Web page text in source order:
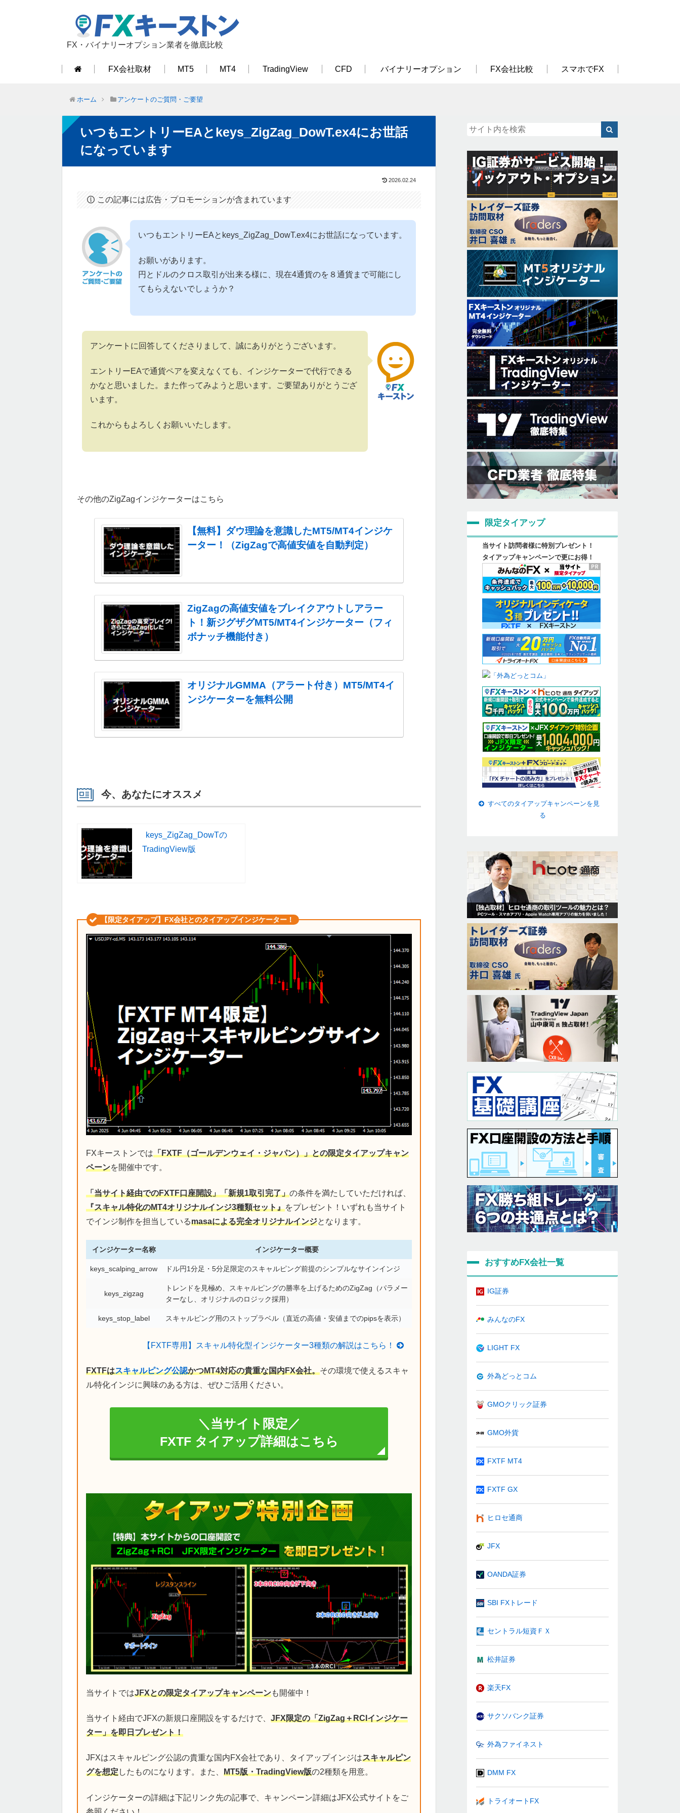
FX・バイナリーオプション業者を徹底比較
FX会社取材 MT5 MT4 TradingView CFD バイナリーオプション FX会社比較 スマホでFX
ホーム アンケートのご質問・ご要望
いつもエントリーEAとkeys_ZigZag_DowT.ex4にお世話
になっています
2026.02.24
この記事には広告・プロモーションが含まれています
いつもエントリーEAとkeys_ZigZag_DowT.ex4にお世話になっています。
お願いがあります。
円とドルのクロス取引が出来る様に、現在4通貨のを８通貨まで可能にし
てもらえないでしょうか？
アンケートに回答してくださりまして、誠にありがとうございます。
エントリーEAで通貨ペアを変えなくても、インジケーターで代行できる
かなと思いました。また作ってみようと思います。ご要望ありがとうござ
います。
これからもよろしくお願いいたします。
その他のZigZagインジケーターはこちら
【無料】ダウ理論を意識したMT5/MT4インジケ
ーター！（ZigZagで高値安値を自動判定）
ZigZagの高値安値をブレイクアウトしアラー
ト！新ジグザグMT5/MT4インジケーター（フィ
ボナッチ機能付き）
オリジナルGMMA（アラート付き）MT5/MT4イ
ンジケーターを無料公開
今、あなたにオススメ
keys_ZigZag_DowTの
TradingView版
【限定タイアップ】FX会社とのタイアップインジケーター！
FXキーストンでは「FXTF（ゴールデンウェイ・ジャパン）」との限定タイアップキャン
ペーンを開催中です。
「当サイト経由でのFXTF口座開設」「新規1取引完了」の条件を満たしていただければ、
『スキャル特化のMT4オリジナルインジ3種類セット』をプレゼント！いずれも当サイト
でインジ制作を担当しているmasaによる完全オリジナルインジとなります。
インジケーター名称 インジケーター概要
keys_scalping_arrow ドル円1分足・5分足限定のスキャルピング前提のシンプルなサインインジ
keys_zigzag
トレンドを見極め、スキャルピングの勝率を上げるためのZigZag（パラメー
ターなし、オリジナルのロジック採用）
keys_stop_label スキャルピング用のストップラベル（直近の高値・安値までのpipsを表示）
【FXTF専用】スキャル特化型インジケーター3種類の解説はこちら！
FXTFはスキャルピング公認かつMT4対応の貴重な国内FX会社。その環境で使えるスキャ
ル特化インジに興味のある方は、ぜひご活用ください。
＼当サイト限定／
FXTF タイアップ詳細はこちら
当サイトではJFXとの限定タイアップキャンペーンも開催中！
当サイト経由でJFXの新規口座開設をするだけで、 JFX限定の「ZigZag＋RCIインジケー
ター」を即日プレゼント！
JFXはスキャルピング公認の貴重な国内FX会社であり、タイアップインジはスキャルピン
グを想定したものになります。また、 MT5版・TradingView版の2種類を用意。
インジケーターの詳細は下記リンク先の記事で、キャンペーン詳細はJFX公式サイトをご
限定タイアップ
当サイト訪問者様に特別プレゼント！
タイアップキャンペーンで更にお得！
すべてのタイアップキャンペーンを見
る
おすすめFX会社一覧
IG証券
みんなのFX
LIGHT FX
外為どっとコム
GMOクリック証券
GMO外貨
FXTF MT4
FXTF GX
ヒロセ通商
JFX
OANDA証券
SBI FXトレード
セントラル短資ＦＸ
松井証券
楽天FX
サクソバンク証券
外為ファイネスト
DMM FX
トライオートFX